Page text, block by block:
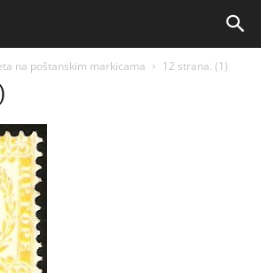
na poštanskim markicama 12 strana. (1)